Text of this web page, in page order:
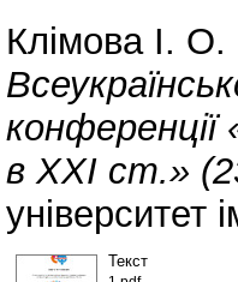
Клімова І. О.
в ХХІ ст.»
університет
Текст